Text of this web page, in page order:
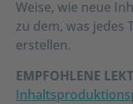
Weise, wie neue
zu dem, was jedes
erstellen.
EMPFOHLENE